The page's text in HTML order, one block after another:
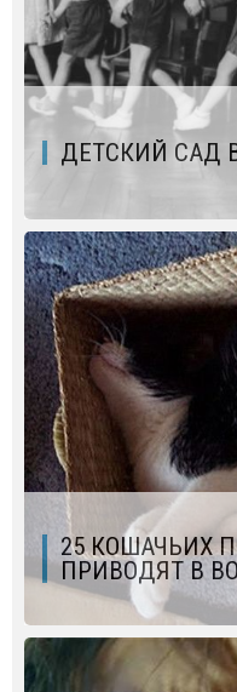
ДЕТСКИЙ САД
25 КОШАЧЬИХ
ПРИВОДЯТ В